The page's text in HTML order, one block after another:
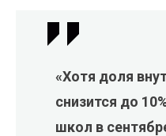
«Хотя доля
снизится до
школ в